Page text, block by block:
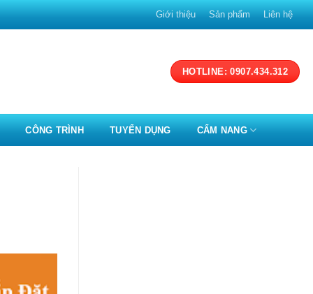
Giới thiệu Sản phẩm Liên hệ
HOTLINE: 0907.434.312
CÔNG TRÌNH TUYỂN DỤNG CẨM NANG